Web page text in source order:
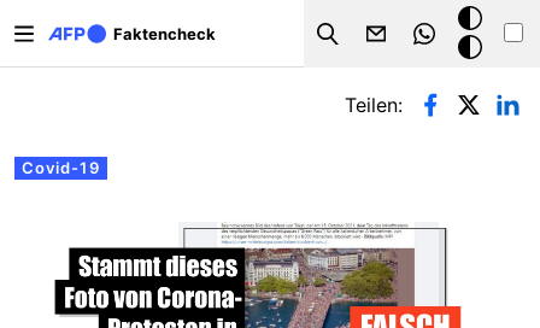
Faktencheck
Search
Dark
Mode
Primäre Reiter
Covid-19
Teilen: